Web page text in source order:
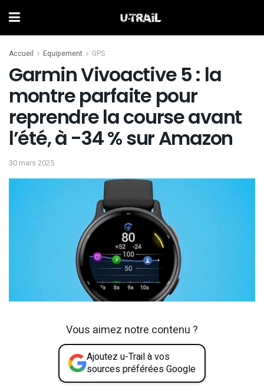
Accueil Equipement GPS
Garmin Vivoactive 5 : la
montre parfaite pour
reprendre la course avant
l’été, à -34 % sur Amazon
30 mars 2025
Vous aimez notre contenu ?
Ajoutez u-Trail à vos
sources préférées Google